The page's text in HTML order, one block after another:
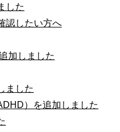
した
認したい方へ
加しました
ました
）を追加しました